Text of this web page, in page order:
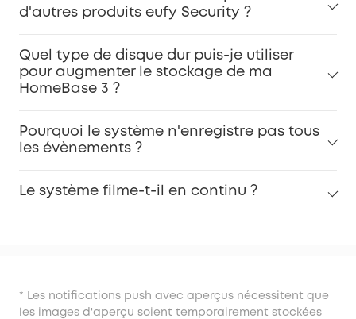
d'autres produits eufy Security ?
Quel type de disque dur puis-je utiliser
pour augmenter le stockage de ma
HomeBase 3 ?
Pourquoi le système n'enregistre pas tous
les évènements ?
Le système filme-t-il en continu ?
* Les notifications push avec aperçus nécessitent que
les images d'aperçu soient temporairement stockées